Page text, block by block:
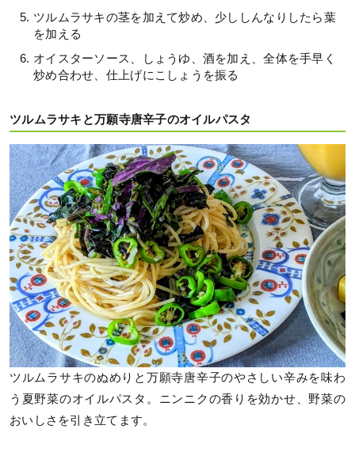
ツルムラサキの茎を加えて炒め、少ししんなりしたら葉
を加える
オイスターソース、しょうゆ、酒を加え、全体を手早く
炒め合わせ、仕上げにこしょうを振る
ツルムラサキと万願寺唐辛子のオイルパスタ
ツルムラサキのぬめりと万願寺唐辛子のやさしい辛みを味わ
う夏野菜のオイルパスタ。ニンニクの香りを効かせ、野菜の
おいしさを引き立てます。